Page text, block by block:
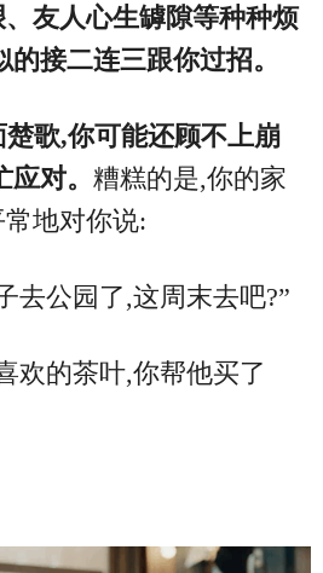
友人心生罅隙等种种烦
接二连三跟你过招。
歌,你可能还顾不上崩
对。 糟糕的是,你的家
地对你说:
去公园了,这周末去吧?”
欢的茶叶,你帮他买了